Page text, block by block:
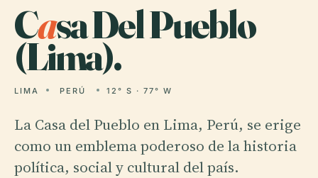
Casa Del Pueblo
(Lima).
LIMA PERÚ 12° S · 77° W
La Casa del Pueblo en Lima, Perú, se erige
como un emblema poderoso de la historia
política, social y cultural del país.